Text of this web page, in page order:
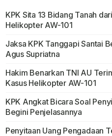
KPK Sita 13 Bidang Tanah
Helikopter AW-101
Jaksa KPK Tanggapi Santai
Agus Supriatna
Hakim Benarkan TNI AU
Kasus Helikopter AW-101
KPK Angkat Bicara Soal
Begini Penjelasannya
Penyitaan Uang Pengadaan